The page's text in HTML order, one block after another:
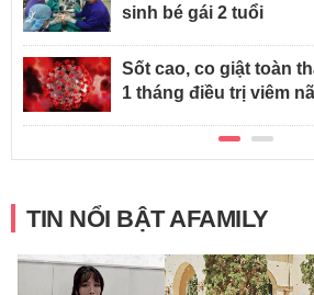
sinh bé gái 2 tuổi
Sốt cao, co giật toàn
1 tháng điều trị viêm
TIN NỔI BẬT AFAMILY